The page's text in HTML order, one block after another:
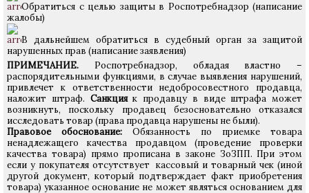
Обратиться с целью защиты в Роспотребнадзор (написание
жалобы)
В дальнейшем обратиться в судебный орган за защитой
нарушенных прав (написание заявления)
ПРИМЕЧАНИЕ. Роспотребнадзор, обладая властно –
распорядительными функциями, в случае выявления нарушений,
привлечет к ответственности недобросовестного продавца,
наложит штраф. Санкцияк продавцу в виде штрафа может
возникнуть, поскольку продавец безосновательно отказался
исследовать товар (права продавца нарушены не были).
Правовое обоснование: Обязанность по приемке товара
ненадлежащего качества продавцом (проведение проверки
качества товара) прямо прописана в законе ЗоЗПП. При этом
если у покупателя отсутствует кассовый и товарный чек (иной
другой документ, который подтверждает факт приобретения
товара) указанное основание не может являться основанием для